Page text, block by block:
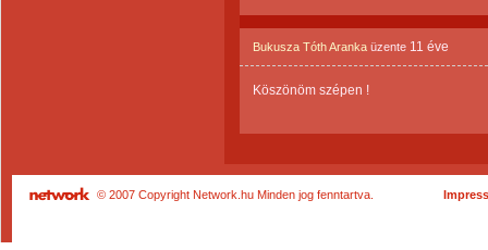
Bukusza Tóth Aranka üzente 11 éve
Köszönöm szépen !
© 2007 Copyright Network.hu Minden jog fenntartva.